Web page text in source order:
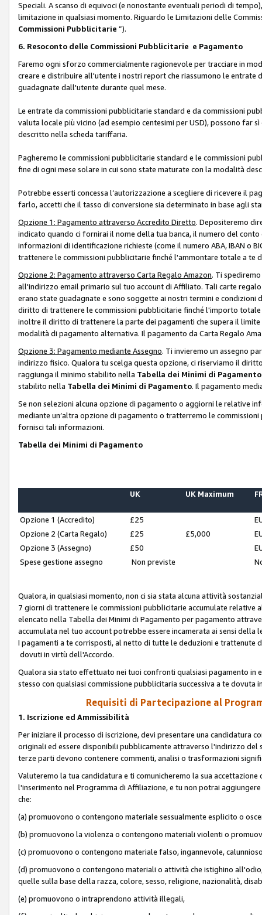
Speciali. A scanso di equivoci (e nonostante eventuali periodi di
limitazione in qualsiasi momento. Riguardo le Limitazioni delle
Commissioni Pubblicitarie ”).
6. Resoconto delle Commissioni Pubblicitarie e Pagamento
Faremo ogni sforzo commercialmente ragionevole per tracciare in
creare e distribuire all'utente i nostri report che riassumono le
guadagnate dall'utente durante quel mese.
Le entrate da commissioni pubblicitarie standard e da commissioni
valuta locale più vicino (ad esempio centesimi per USD), possono far
descritto nella scheda tariffaria.
Pagheremo le commissioni pubblicitarie standard e le commissioni
fine di ogni mese solare in cui sono state maturate con la modalità
Potrebbe esserti concessa l’autorizzazione a scegliere di ricevere il
farlo, accetti che il tasso di conversione sia determinato in base agli
Opzione 1: Pagamento attraverso Accredito Diretto. Depositeremo
indicato quando ci fornirai il nome della tua banca, il numero del
informazioni di identificazione richieste (come il numero ABA, IBAN o
trattenere le commissioni pubblicitarie finché l'ammontare totale a
Opzione 2: Pagamento attraverso Carta Regalo Amazon. Ti
all'indirizzo email primario sul tuo account di Affiliato. Tali carte
erano state guadagnate e sono soggette ai nostri termini e
diritto di trattenere le commissioni pubblicitarie finché l'importo
inoltre il diritto di trattenere la parte dei pagamenti che supera il
modalità di pagamento alternativa. Il pagamento da Carta Regalo
Opzione 3: Pagamento mediante Assegno. Ti invieremo un assegno
indirizzo fisico. Qualora tu scelga questa opzione, ci riserviamo il
raggiunga il minimo stabilito nella Tabella dei Minimi di Pagamento
stabilito nella Tabella dei Minimi di Pagamento. Il pagamento
Se non selezioni alcuna opzione di pagamento o aggiorni le relative
mediante un’altra opzione di pagamento o tratterremo le
fornisci tali informazioni.
Tabella dei Minimi di Pagamento
UK UK Maximum
Opzione 1 (Accredito) £25
Opzione 2 (Carta Regalo)
£25 £5,000
Opzione 3 (Assegno)
£50
Spese gestione assegno
Non previste
Qualora, in qualsiasi momento, non ci sia stata alcuna attività
7 giorni di trattenere le commissioni pubblicitarie accumulate
elencato nella Tabella dei Minimi di Pagamento per pagamento
accumulata nel tuo account potrebbe essere incamerata ai sensi
I pagamenti a te corrisposti, al netto di tutte le deduzioni e trattenute
dovuti in virtù dell'Accordo.
Qualora sia stato effettuato nei tuoi confronti qualsiasi pagamento in
stesso con qualsiasi commissione pubblicitaria successiva a te dovuta
Requisiti di Partecipazione al
1. Iscrizione ed Ammissibilità
Per iniziare il processo di iscrizione, devi presentare una candidatura
originali ed essere disponibili pubblicamente attraverso l'indirizzo
terze parti devono contenere commenti, analisi o trasformazioni
Valuteremo la tua candidatura e ti comunicheremo la sua
l'inserimento nel Programma di Affiliazione, e tu non potrai
che:
(a) promuovono o contengono materiale sessualmente esplicito o
(b) promuovono la violenza o contengono materiali violenti o
(c) promuovono o contengono materiale falso, ingannevole,
(d) promuovono o contengono materiali o attività che istighino
quelle sulla base della razza, colore, sesso, religione, nazionalità,
(e) promuovono o intraprendono attività illegali,